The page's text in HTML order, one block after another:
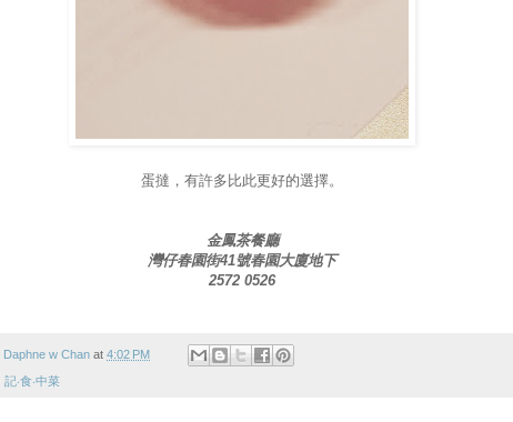
蛋撻，有許多比此更好的選擇。
金鳳茶餐廳
灣仔春園街41號春園大廈地下
2572 0526
Daphne w Chan at 4:02 PM
記‧食‧中菜